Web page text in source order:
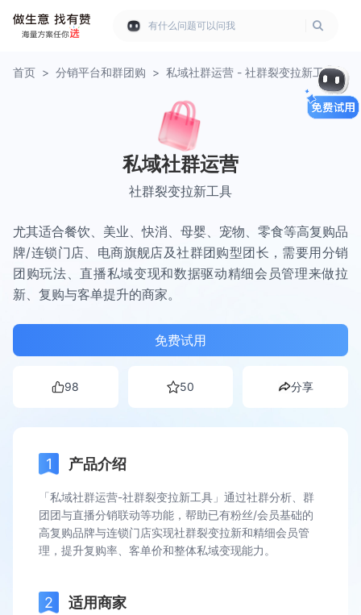
有什么问题可以问我
首页 > 分销平台和群团购 > 私域社群运营 - 社群裂变拉新工具
私域社群运营
社群裂变拉新工具
尤其适合餐饮、美业、快消、母婴、宠物、零食等高复购品
牌/连锁门店、电商旗舰店及社群团购型团长，需要用分销
团购玩法、直播私域变现和数据驱动精细会员管理来做拉
新、复购与客单提升的商家。
免费试用
98 50 分享
产品介绍
「私域社群运营-社群裂变拉新工具」通过社群分析、群
团团与直播分销联动等功能，帮助已有粉丝/会员基础的
高复购品牌与连锁门店实现社群裂变拉新和精细会员管
理，提升复购率、客单价和整体私域变现能力。
适用商家